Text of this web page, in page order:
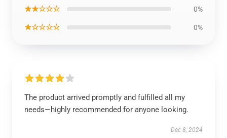
★★☆☆☆ 0%
★☆☆☆☆ 0%
The product arrived promptly and fulfilled all my
needs—highly recommended for anyone looking.
Dec 8, 2024